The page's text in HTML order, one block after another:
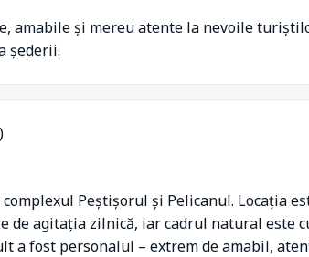
amabile și mereu atente la nevoile
șederii.
Peștișorul și Pelicanul. Locația
de agitația zilnică, iar cadrul natural este
a fost personalul – extrem de amabil,